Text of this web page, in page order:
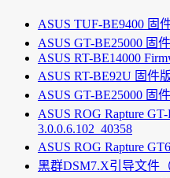
ASUS TUF-BE9400 固
ASUS GT-BE25000 固
ASUS RT-BE14000
ASUS RT-BE92U 固件
ASUS GT-BE25000 固
ASUS ROG Rapture
3.0.0.6.102_40358
ASUS ROG Rapture
黑群DSM7.X引导文件